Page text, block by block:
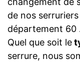
de nos
département 60
Quel que soit le
serrure, nous